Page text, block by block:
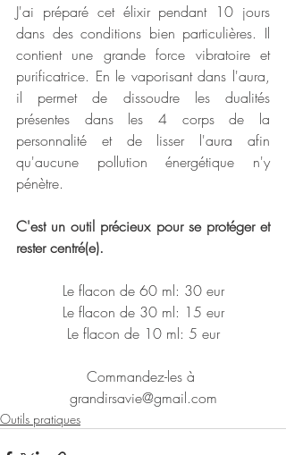
J'ai préparé cet élixir pendant 10 jours
dans des conditions bien particulières. Il
contient une grande force vibratoire et
purificatrice. En le vaporisant dans l'aura,
il permet de dissoudre les dualités
présentes dans les 4 corps de la
personnalité et de lisser l'aura afin
qu'aucune pollution énergétique n'y
pénètre.
C'est un outil précieux pour se protéger et
rester centré(e).
Le flacon de 60 ml: 30 eur
Le flacon de 30 ml: 15 eur
Le flacon de 10 ml: 5 eur
Commandez-les à
grandirsavie@gmail.com
Outils pratiques